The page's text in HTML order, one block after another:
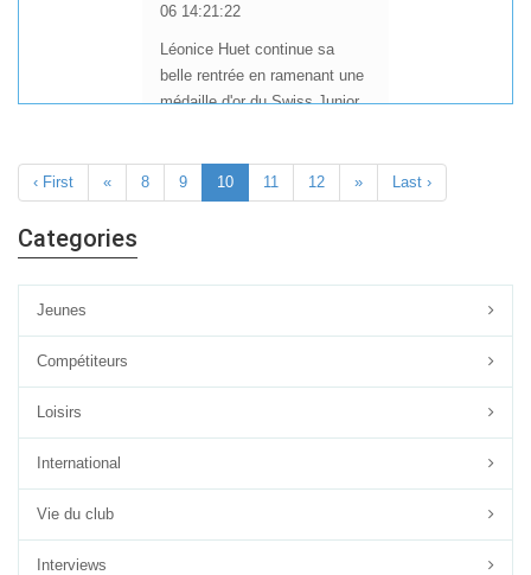
jeunes européens, les 28 et
29 décembre au Pays-Bas.
06 14:21:22
Léonice Huet continue sa
belle rentrée en ramenant une
médaille d'or du Swiss Junior
‹ First « 8 9 10 11 12 » Last ›
Categories
Jeunes
Compétiteurs
Loisirs
International
Vie du club
Interviews